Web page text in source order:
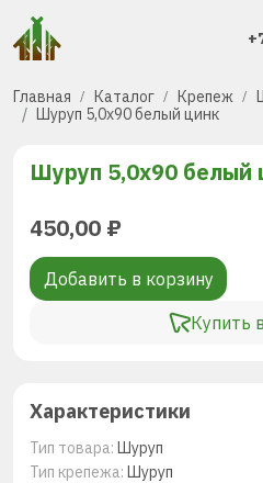
Главная Каталог Крепеж
Шуруп 5,0х90 белый цинк
Шуруп 5,0х90 белый
450,00 ₽
Добавить в корзину
Купить
Характеристики
Тип товара: Шуруп
Тип крепежа: Шуруп